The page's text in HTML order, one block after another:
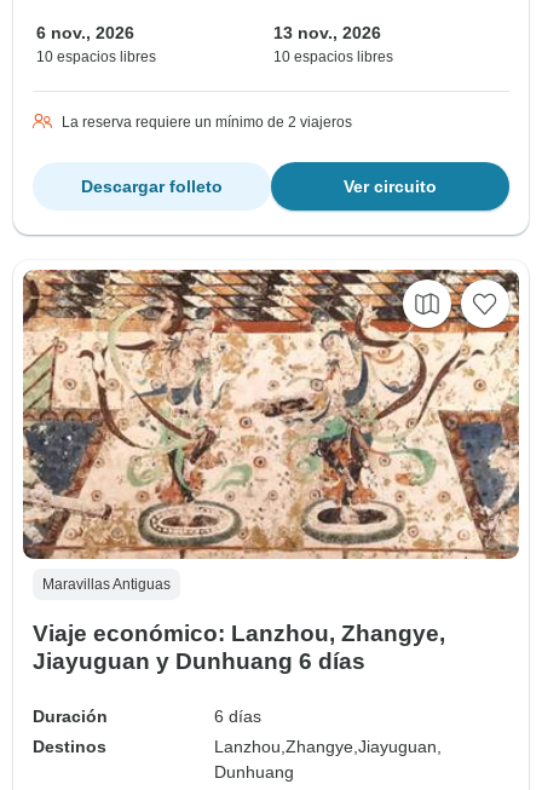
6 nov., 2026
10 espacios libres
13 nov., 2026
10 espacios libres
La reserva requiere un mínimo de 2 viajeros
Ver circuito
Descargar folleto
Maravillas Antiguas
Viaje económico: Lanzhou, Zhangye,
Jiayuguan y Dunhuang 6 días
Duración
6 días
Destinos
Lanzhou,Zhangye,Jiayuguan,
Dunhuang